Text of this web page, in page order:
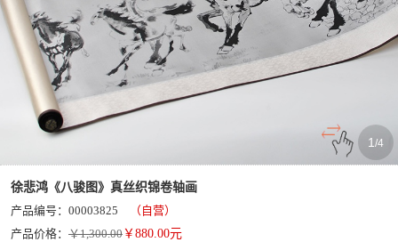
1 /4
徐悲鸿《八骏图》真丝织锦卷轴画
产品编号：00003825
（自营）
产品价格： ￥1,300.00 ￥ 880.00元